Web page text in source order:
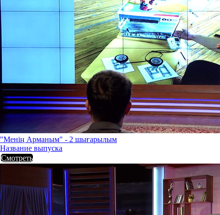
"Менің Арманым" - 2 шығарылым
Название выпуска
Смотреть